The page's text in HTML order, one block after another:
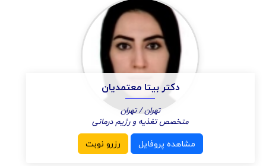
دکتر بیتا معتمدیان
تهران / تهران
متخصص تغذیه و رژیم درمانی
مشاهده پروفایل رزرو نوبت